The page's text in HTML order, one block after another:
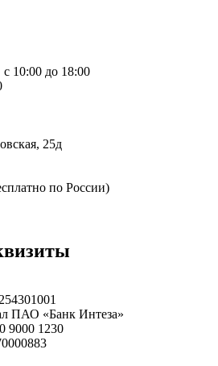
10:00 до 18:00
25д
по России)
ПАО «Банк Интеза»
9000 1230